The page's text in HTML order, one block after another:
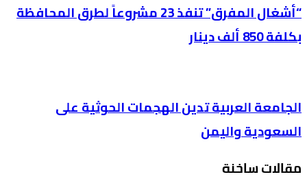
“أشغال المفرق” تنفذ 23 مشروعاً لطرق المحافظة
بكلفة 850 ألف دينار
الجامعة العربية تدين الهجمات الحوثية على
السعودية واليمن
مقالات ساخنة